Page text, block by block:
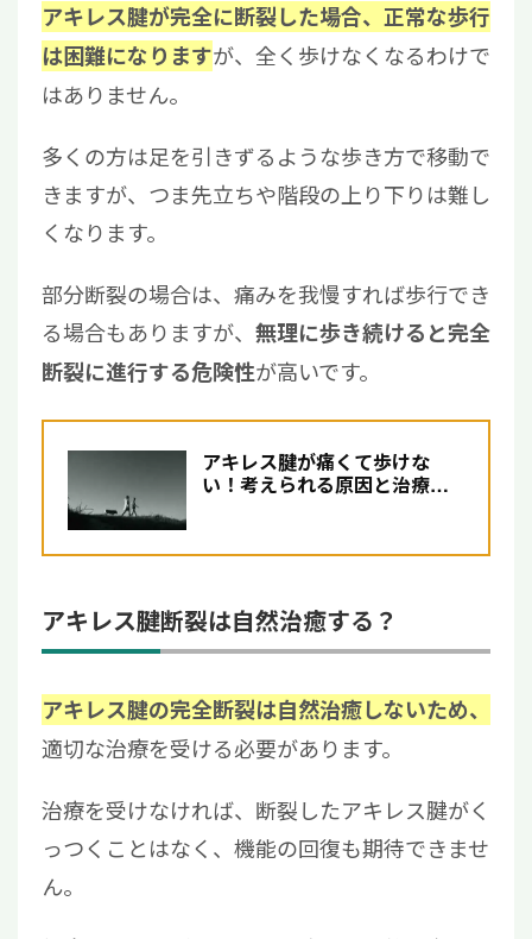
アキレス腱が完全に断裂した場合、正常な歩行
は困難になりますが、全く歩けなくなるわけで
はありません。
多くの方は足を引きずるような歩き方で移動で
きますが、つま先立ちや階段の上り下りは難し
くなります。
部分断裂の場合は、痛みを我慢すれば歩行でき
る場合もありますが、 無理に歩き続けると完全
断裂に進行する危険性が高いです。
アキレス腱が痛くて歩けな
い！考えられる原因と治療方
アキレス腱断裂は自然治癒する？
アキレス腱の完全断裂は自然治癒しないため、
適切な治療を受ける必要があります。
治療を受けなければ、断裂したアキレス腱がく
っつくことはなく、機能の回復も期待できませ
ん。